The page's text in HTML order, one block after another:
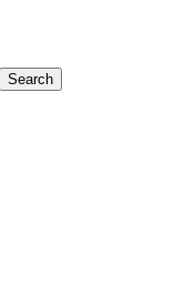
Search